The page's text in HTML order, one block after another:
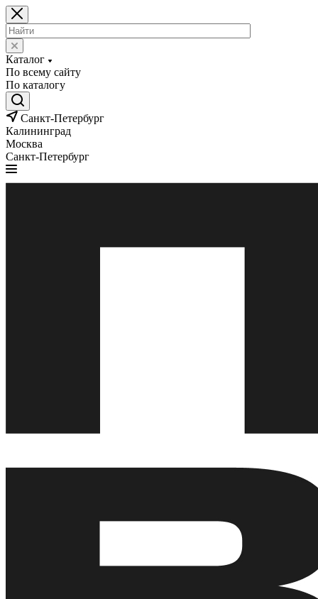
Каталог
По всему сайту
По каталогу
Санкт-Петербург
Калининград
Москва
Санкт-Петербург